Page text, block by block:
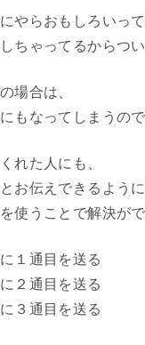
にやらおもしろいっ
ちゃってるからつ
場合は、
もなってしまうので
れた人にも、
お伝えできるように
使うことで解決がで
１通目を送る
２通目を送る
３通目を送る